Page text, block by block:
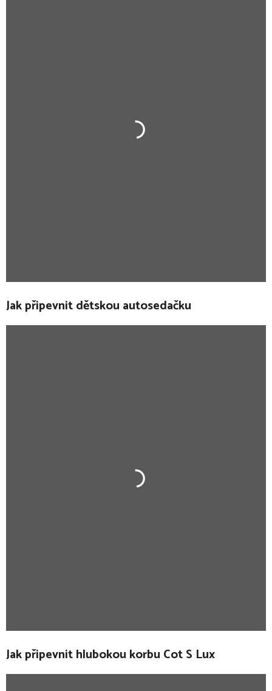
Jak připevnit dětskou autosedačku
Jak připevnit hlubokou korbu Cot S Lux